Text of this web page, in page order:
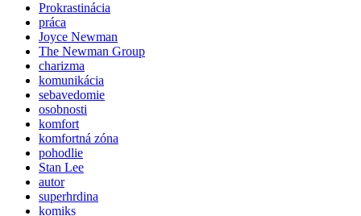
Prokrastinácia
práca
Joyce Newman
The Newman Group
charizma
komunikácia
sebavedomie
osobnosti
komfort
komfortná zóna
pohodlie
Stan Lee
autor
superhrdina
komiks